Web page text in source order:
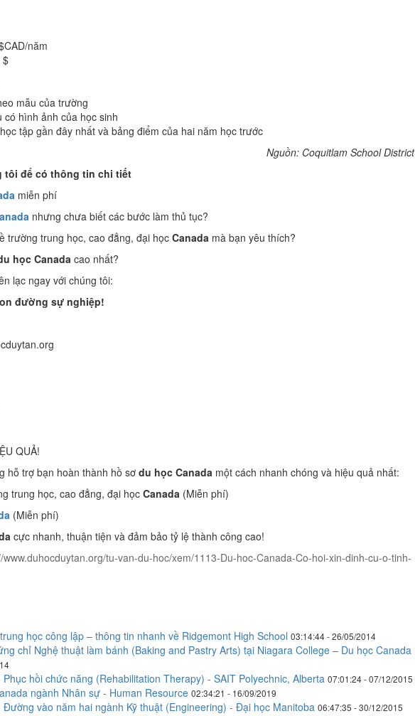
năm
$
mẫu của trường
có hình ảnh của học sinh
tập gần đây nhất và bảng điểm của hai năm học trước
Nguồn: Coquitlam School District
tôi để có thông tin chi tiết
miễn phí
nhưng chưa biết các bước làm thủ tục?
trường trung học, cao đẳng, đại học Canada mà bạn yêu thích?
học Canadacao nhất?
lạc ngay với chúng tôi:
đường sự nghiệp!
QUẢ!
hỗ trợ bạn hoàn thành hồ sơ du học Canada một cách nhanh chóng và hiệu quả nhất:
trung học, cao đẳng, đại học Canada (Miễn phí)
(Miễn phí)
cực nhanh, thuận tiện và đảm bảo tỷ lệ thành công cao!
www.duhocduytan.org/tu-van-du-hoc/xem/1113-Du-hoc-Canada-Co-hoi-xin-dinh-cu-o-tinh-
học công lập – thông tin nhanh về Ridgemont High School 03:14:44 - 26/05/2014
chỉ Nghệ thuật làm bánh (Baking and Pastry Arts) tại Niagara College – Du học Canada
hồi chức năng (Rehabilitation Therapy) - SAIT Polyechnic, Alberta 07:01:24 - 07/12/2015
ngành Nhân sự - Human Resource 02:34:21 - 16/09/2019
Đường vào năm hai ngành Kỹ thuật (Engineering) - Đại học Manitoba 06:47:35 - 30/12/2015